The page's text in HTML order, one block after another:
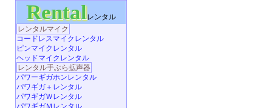
Rentalレンタル
レンタルマイク
コードレスマイクレンタル
ピンマイクレンタル
ヘッドマイクレンタル
レンタル手ぶら拡声器
パワーギガホンレンタル
パワギガ＋レンタル
パワギガＷレンタル